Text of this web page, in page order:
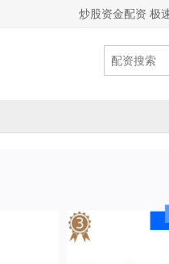
炒股资金配资 极